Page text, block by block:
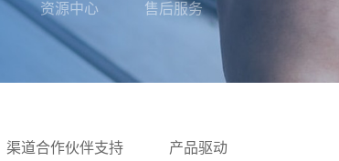
资源中心 售后服务
渠道合作伙伴支持 产品驱动